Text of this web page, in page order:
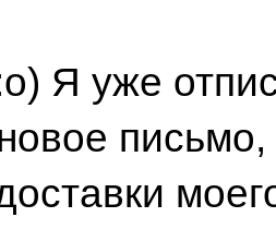
Я уже